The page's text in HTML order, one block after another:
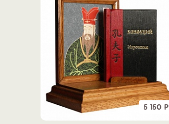
5 150Р